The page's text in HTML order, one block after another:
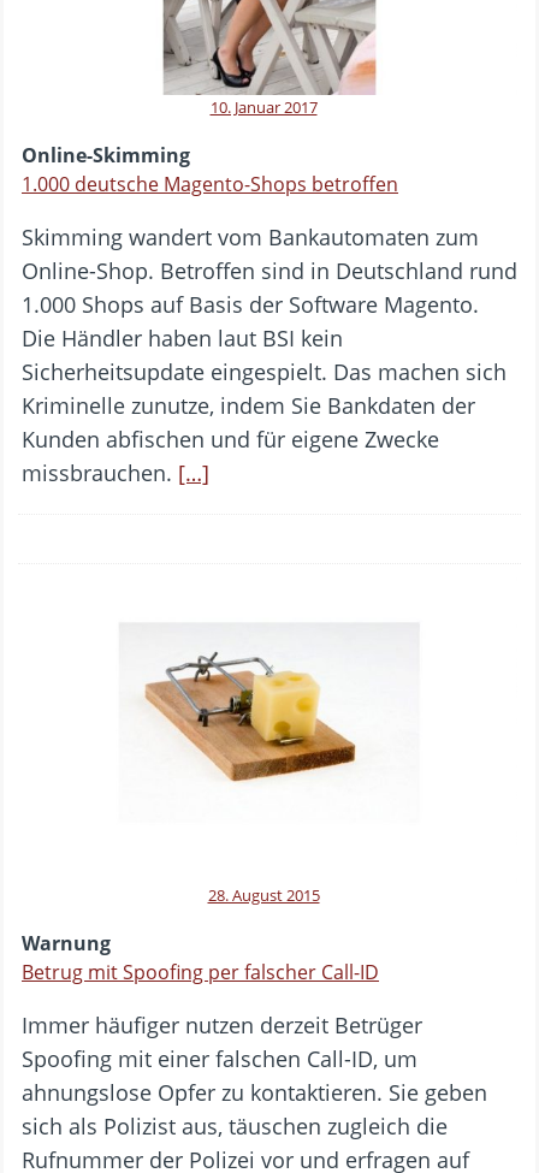
10. Januar 2017
Online-Skimming
1.000 deutsche Magento-Shops betroffen
Skimming wandert vom Bankautomaten zum
Online-Shop. Betroffen sind in Deutschland rund
1.000 Shops auf Basis der Software Magento.
Die Händler haben laut BSI kein
Sicherheitsupdate eingespielt. Das machen sich
Kriminelle zunutze, indem Sie Bankdaten der
Kunden abfischen und für eigene Zwecke
missbrauchen. […]
28. August 2015
Warnung
Betrug mit Spoofing per falscher Call-ID
Immer häufiger nutzen derzeit Betrüger
Spoofing mit einer falschen Call-ID, um
ahnungslose Opfer zu kontaktieren. Sie geben
sich als Polizist aus, täuschen zugleich die
Rufnummer der Polizei vor und erfragen auf